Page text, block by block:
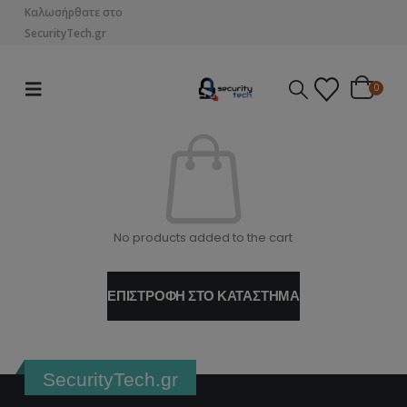
Καλωσήρθατε στο
SecurityTech.gr
0
No products added to the cart
ΕΠΙΣΤΡΟΦΉ ΣΤΟ ΚΑΤΆΣΤΗΜΑ
SecurityTech.gr